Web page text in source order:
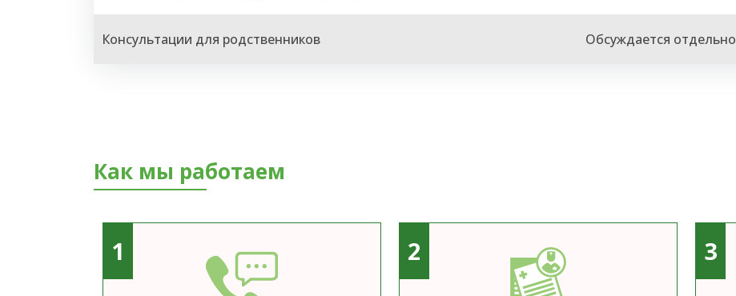
Консультации для родственников Обсуждается отдельно
Как мы работаем
1 2 3